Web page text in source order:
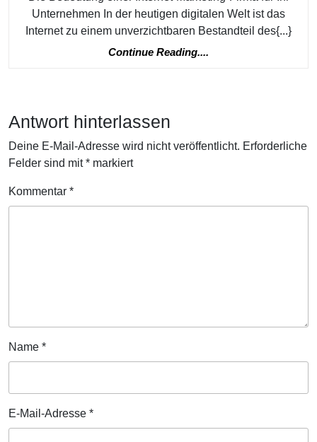
durch
Unternehmen In der heutigen digitalen Welt ist das
Internet zu einem unverzichtbaren Bestandteil des{...}
Continue Reading....
Antwort hinterlassen
Deine E-Mail-Adresse wird nicht veröffentlicht. Erforderliche
Felder sind mit* markiert
Kommentar *
Name *
E-Mail-Adresse *